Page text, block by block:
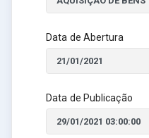
Data de Abertura
Data de Publicação